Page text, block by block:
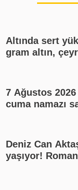
Altında sert yükseliş! 6
gram altın,
7 Ağustos
cuma namazı
Deniz Can
yaşıyor!